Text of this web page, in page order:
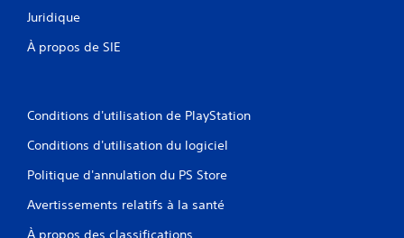
Juridique
À propos de SIE
Conditions d'utilisation de PlayStation
Conditions d'utilisation du logiciel
Politique d'annulation du PS Store
Avertissements relatifs à la santé
À propos des classifications